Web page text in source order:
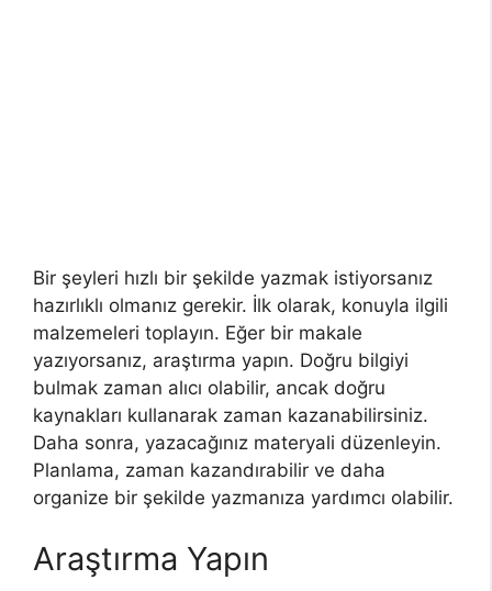
Bir şeyleri hızlı bir şekilde yazmak istiyorsanız
hazırlıklı olmanız gerekir. İlk olarak, konuyla ilgili
malzemeleri toplayın. Eğer bir makale
yazıyorsanız, araştırma yapın. Doğru bilgiyi
bulmak zaman alıcı olabilir, ancak doğru
kaynakları kullanarak zaman kazanabilirsiniz.
Daha sonra, yazacağınız materyali düzenleyin.
Planlama, zaman kazandırabilir ve daha
organize bir şekilde yazmanıza yardımcı olabilir.
Araştırma Yapın